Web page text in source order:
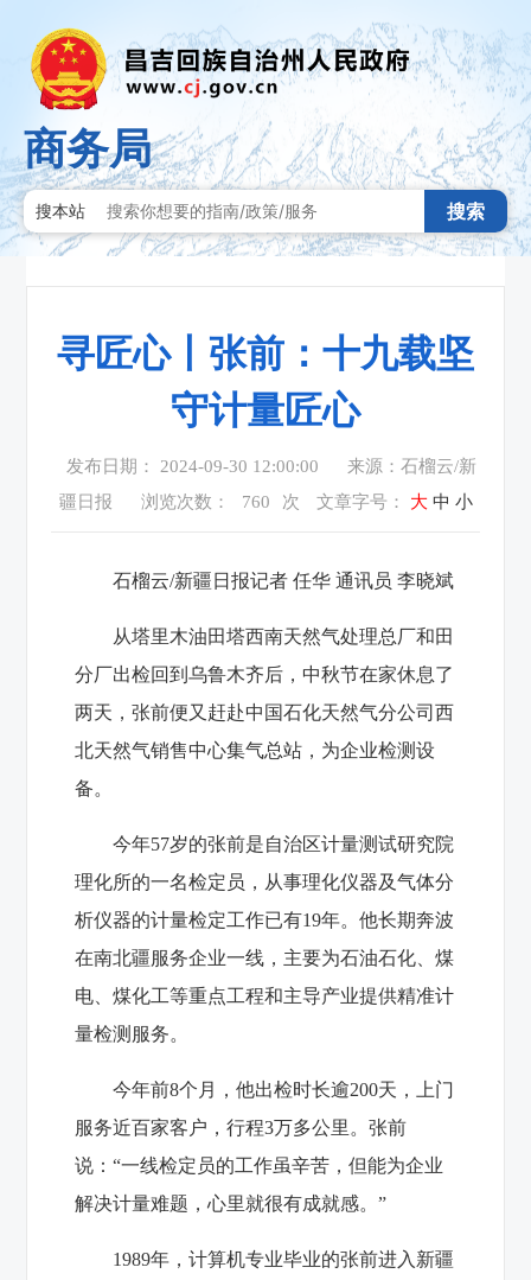
商务局
搜本站 搜索
寻匠心丨张前：十九载坚
守计量匠心
发布日期： 2024-09-30 12:00:00
来源：石榴云/新
疆日报
浏览次数： 760 次 文章字号： 大 中 小
石榴云/新疆日报记者 任华 通讯员 李晓斌
从塔里木油田塔西南天然气处理总厂和田
分厂出检回到乌鲁木齐后，中秋节在家休息了
两天，张前便又赶赴中国石化天然气分公司西
北天然气销售中心集气总站，为企业检测设
备。
今年57岁的张前是自治区计量测试研究院
理化所的一名检定员，从事理化仪器及气体分
析仪器的计量检定工作已有19年。他长期奔波
在南北疆服务企业一线，主要为石油石化、煤
电、煤化工等重点工程和主导产业提供精准计
量检测服务。
今年前8个月，他出检时长逾200天，上门
服务近百家客户，行程3万多公里。张前
说：“一线检定员的工作虽辛苦，但能为企业
解决计量难题，心里就很有成就感。”
1989年，计算机专业毕业的张前进入新疆